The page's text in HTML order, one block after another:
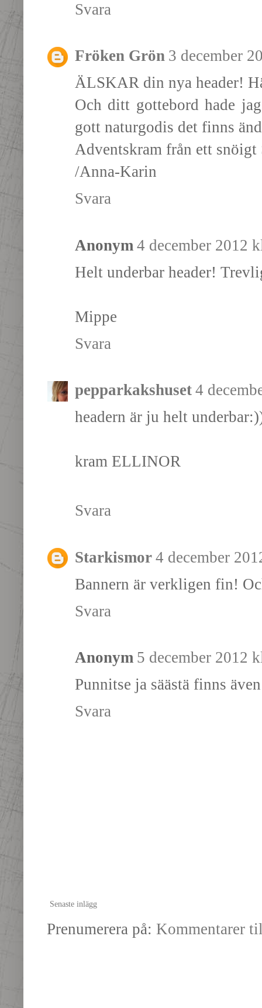
Svara
Fröken Grön 3 december
ÄLSKAR din nya header!
Och ditt gottebord hade
gott naturgodis det finns
Adventskram från ett snöigt
/Anna-Karin
Svara
Anonym 4 december 2012
Helt underbar header!
Mippe
Svara
pepparkakshuset 4
headern är ju helt
kram ELLINOR
Svara
Starkismor 4 december
Bannern är verkligen fin!
Svara
Anonym 5 december 2012
Punnitse ja säästä finns
Svara
Senaste inlägg
Prenumerera på: Kommentarer